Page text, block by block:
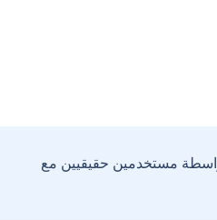
مستخدمين حقيقيين مع